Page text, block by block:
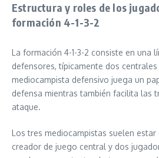
Estructura y roles de los
formación 4-1-3-2
La formación 4-1-3-2 consiste en una
defensores, típicamente dos
mediocampista defensivo juega un
defensa mientras también facilita las
ataque.
Los tres mediocampistas suelen
creador de juego central y dos